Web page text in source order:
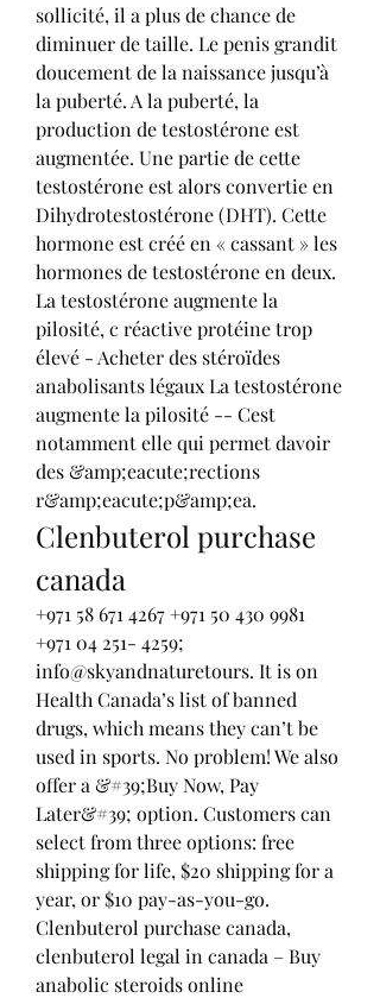
sollicité, il a plus de chance de
diminuer de taille. Le penis grandit
doucement de la naissance jusqu’à
la puberté. A la puberté, la
production de testostérone est
augmentée. Une partie de cette
testostérone est alors convertie en
Dihydrotestostérone (DHT). Cette
hormone est créé en « cassant » les
hormones de testostérone en deux.
La testostérone augmente la
pilosité, c réactive protéine trop
élevé - Acheter des stéroïdes
anabolisants légaux La testostérone
augmente la pilosité -- Cest
notamment elle qui permet davoir
des &amp;eacute;rections
r&amp;eacute;p&amp;ea.
Clenbuterol purchase
canada
+971 58 671 4267 +971 50 430 9981
+971 04 251- 4259;
info@skyandnaturetours. It is on
Health Canada’s list of banned
drugs, which means they can’t be
used in sports. No problem! We also
offer a &#39;Buy Now, Pay
Later&#39; option. Customers can
select from three options: free
shipping for life, $20 shipping for a
year, or $10 pay-as-you-go.
Clenbuterol purchase canada,
clenbuterol legal in canada – Buy
anabolic steroids online